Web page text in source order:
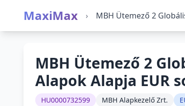
MaxiMax › MBH Ütemező 2
MBH Ütemező 2
Alapok Alapja EUR
HU0000732599 MBH Alapkezelő Zrt.